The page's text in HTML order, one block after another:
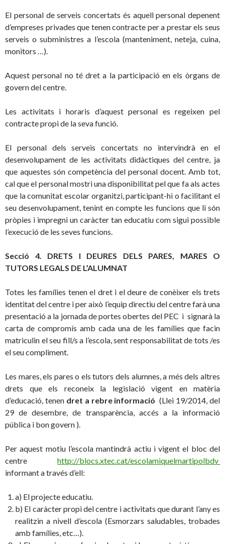
El personal de serveis concertats és aquell personal depenent
d’empreses privades que tenen contracte per a prestar els seus
serveis o subministres a l’escola (manteniment, neteja, cuina,
monitors …).
Aquest personal no té dret a la participació en els òrgans de
govern del centre.
Les activitats i horaris d’aquest personal es regeixen pel
contracte propi de la seva funció.
El personal dels serveis concertats no intervindrà en el
desenvolupament de les activitats didàctiques del centre, ja
que aquestes són competència del personal docent. Amb tot,
cal que el personal mostri una disponibilitat pel que fa als actes
que la comunitat escolar organitzi, participant-hi o facilitant el
seu desenvolupament, tenint en compte les funcions que li són
pròpies i impregni un caràcter tan educatiu com sigui possible
l’execució de les seves funcions.
Secció 4. DRETS I DEURES DELS PARES, MARES O
TUTORS LEGALS DE L’ALUMNAT
Totes les famílies tenen el dret i el deure de conèixer els trets
identitat del centre i per això l’equip directiu del centre farà una
presentació a la jornada de portes obertes del PEC i signarà la
carta de compromís amb cada una de les famílies que facin
matriculin el seu fill/s a l’escola, sent responsabilitat de tots /es
el seu compliment.
Les mares, els pares o els tutors dels alumnes, a més dels altres
drets que els reconeix la legislació vigent en matèria
d’educació, tenen dret a rebre informació (Llei 19/2014, del
29 de desembre, de transparència, accés a la informació
pública i bon govern ).
Per aquest motiu l’escola mantindrà actiu i vigent el bloc del
centre http://blocs.xtec.cat/escolamiquelmartipolbdv
informant a través d’ell:
a) El projecte educatiu.
b) El caràcter propi del centre i activitats que durant l’any es
realitzin a nivell d’escola (Esmorzars saludables, trobades
amb famílies, etc…).